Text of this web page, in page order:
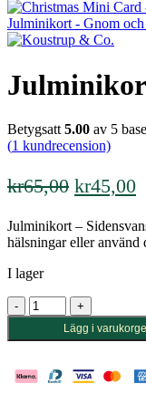
Julminikort - Gnom
Betygsatt 5.00 av 5
(1 kundrecension)
kr65,00 Det
priset
kr45,00
Julminikort –
hälsningar eller använd
I lager
Julminikort
-
Sidensvans
Lägg i